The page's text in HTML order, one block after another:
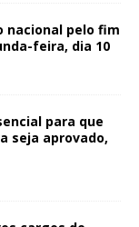
nacional pelo fim
feira, dia 10
para que
seja aprovado,